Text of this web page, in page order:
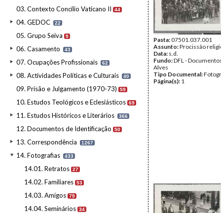
03. Contexto Concílio Vaticano II 44
04. GEDOC 22
05. Grupo Seiva 9
06. Casamento 43
07. Ocupações Profissionais 62
08. Actividades Políticas e Culturais 40
09. Prisão e Julgamento (1970-73) 59
10. Estudos Teológicos e Eclesiásticos 69
11. Estudos Históricos e Literários 366
12. Documentos de Identificação 50
13. Correspondência 1267
14. Fotografias 433
14.01. Retratos 27
14.02. Familiares 53
14.03. Amigos 79
14.04. Seminários 34
Pasta:07501.037.001
Assunto:Procissão
Data: s.d.
Fundo:DFL -
Alves
Tipo Documental:
Página(s): 1